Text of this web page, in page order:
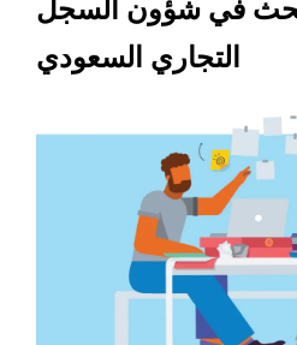
في شؤون السجل
التجاري السعودي